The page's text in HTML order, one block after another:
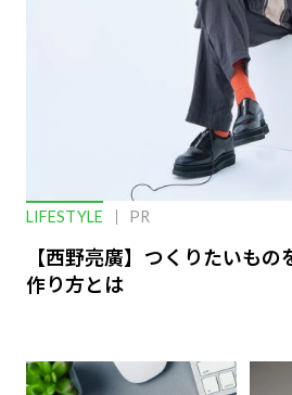
LIFESTYLE PR
【西野亮廣】つくりたいも
作り方とは